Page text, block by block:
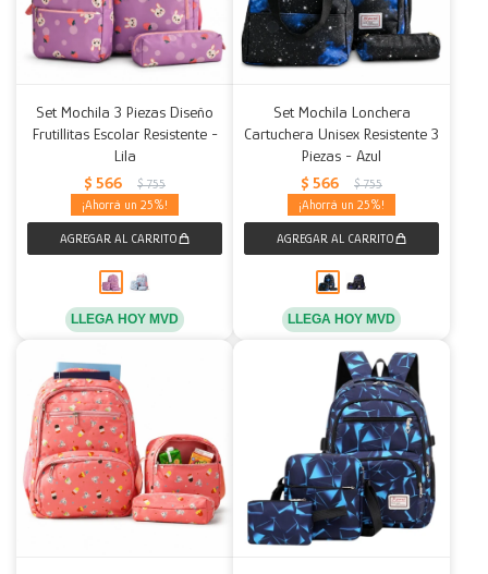
Set Mochila 3 Piezas Diseño
Frutillitas Escolar Resistente -
Lila
$ 566 $ 755
25
LLEGA HOY MVD
Set Mochila Lonchera
Cartuchera Unisex Resistente 3
Piezas - Azul
$ 566 $ 755
25
LLEGA HOY MVD